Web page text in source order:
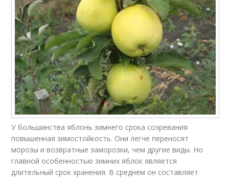
У большинства яблонь зимнего срока созревания
повышенная зимостойкость. Они легче переносят
морозы и возвратные заморозки, чем другие виды. Но
главной особенностью зимних яблок является
длительный срок хранения. В среднем он составляет